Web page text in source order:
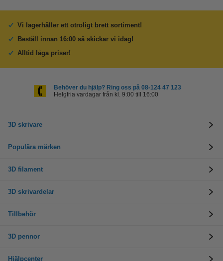
Vi lagerhåller ett otroligt brett sortiment!
Beställ innan 16:00 så skickar vi idag!
Alltid låga priser!
Behöver du hjälp? Ring oss på 08-124 47 123
Helgfria vardagar från kl. 9:00 till 16:00
3D skrivare
Populära märken
3D filament
3D skrivardelar
Tillbehör
3D pennor
Hjälpcenter